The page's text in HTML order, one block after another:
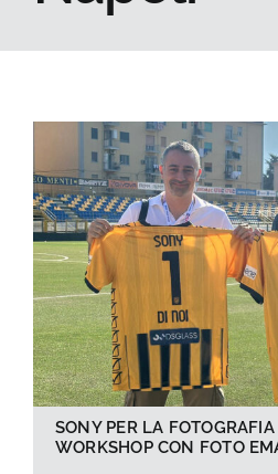
Guide
Cerca
per:
SONY PER LA FOTOGRAFIA
WORKSHOP CON FOTO